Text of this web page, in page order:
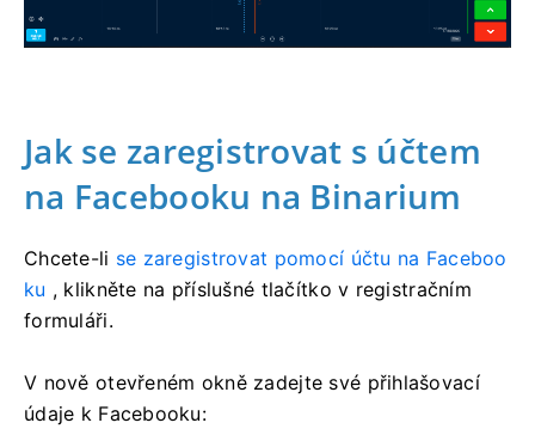
Jak se zaregistrovat s účtem
na Facebooku na Binarium
Chcete-li se zaregistrovat pomocí účtu na Faceboo
ku , klikněte na příslušné tlačítko v registračním
formuláři.
V nově otevřeném okně zadejte své přihlašovací
údaje k Facebooku: